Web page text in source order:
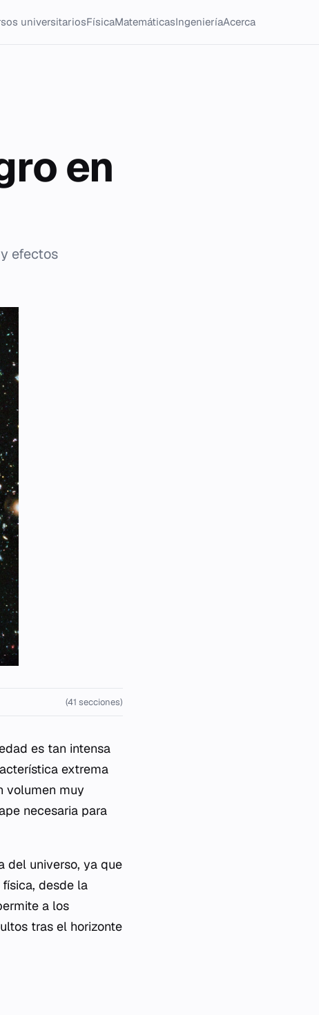
universitariosFísicaMatemáticasIngenieríaAcerca
en
efectos
(41 secciones)
es tan intensa
extrema
volumen muy
necesaria para
del universo, ya que
desde la
a los
tras el horizonte